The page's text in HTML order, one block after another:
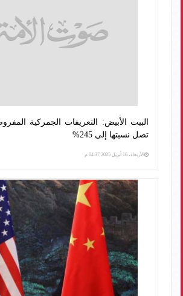
البيت الأبيض: التعريفات الجمركية
تصل نسبتها إلى 245%
الأربعاء، 16 أبريل 2025 04:37 م